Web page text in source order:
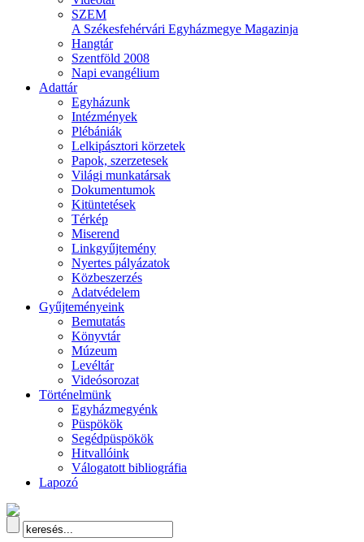
SZEM
A Székesfehérvári Egyházmegye Magazinja
Hangtár
Szentföld 2008
Napi evangélium
Adattár
Egyházunk
Intézmények
Plébániák
Lelkipásztori körzetek
Papok, szerzetesek
Világi munkatársak
Dokumentumok
Kitüntetések
Térkép
Miserend
Linkgyűjtemény
Nyertes pályázatok
Közbeszerzés
Adatvédelem
Gyűjteményeink
Bemutatás
Könyvtár
Múzeum
Levéltár
Videósorozat
Történelmünk
Egyházmegyénk
Püspökök
Segédpüspökök
Hitvallóink
Válogatott bibliográfia
Lapozó